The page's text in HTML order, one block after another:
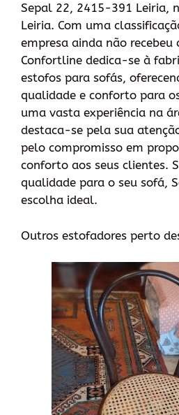
Sepal 22, 2415-391 Leiria,
Leiria. Com uma
empresa ainda não recebeu
Confortline dedica-se à
estofos para sofás,
qualidade e conforto para
uma vasta experiência na
destaca-se pela sua
pelo compromisso em
conforto aos seus clientes.
qualidade para o seu sofá,
escolha ideal.
Outros estofadores perto